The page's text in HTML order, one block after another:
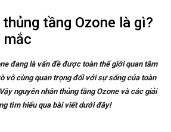
tầng Ozone là gì?
mắc
đang là vấn đề được toàn thế giới quan tâm
vô cùng quan trọng đối với sự sống của toàn
nguyên nhân thủng tầng Ozone và các giải
tìm hiểu qua bài viết dưới đây!